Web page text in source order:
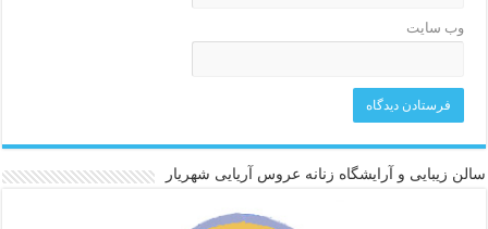
وب‌ سایت
سالن زیبایی و آرایشگاه زنانه عروس آریایی شهریار